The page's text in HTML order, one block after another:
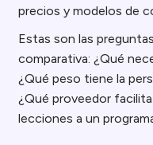
precios y modelos de
Estas son las
comparativa: ¿Qué
¿Qué peso tiene la
¿Qué proveedor
lecciones a un